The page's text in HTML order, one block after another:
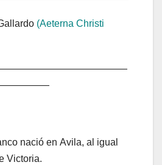
(Aeterna Christi
nació en Αvila, al igual
Victoria.